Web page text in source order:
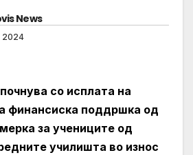
News
2024
со исплата на
финансиска поддршка од
за учениците од
училишта во износ